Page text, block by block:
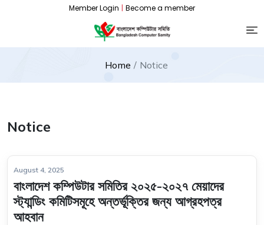
Member Login | Become a member
Home Notice
Notice
August 4, 2025
বাংলাদেশ কম্পিউটার সমিতির ২০২৫-২০২৭ মেয়াদের
স্ট্যান্ডিং কমিটিসমূহে অন্তর্ভূক্তির জন্য আগ্রহপত্র
আহবান